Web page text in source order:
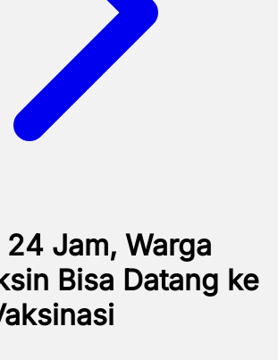
24 Jam, Warga
Bisa Datang ke